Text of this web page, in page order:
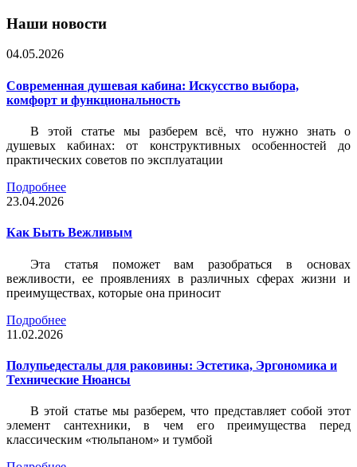
Наши новости
04.05.2026
Современная душевая кабина: Искусство выбора,
комфорт и функциональность
В этой статье мы разберем всё, что нужно знать о
душевых кабинах: от конструктивных особенностей до
практических советов по эксплуатации
Подробнее
23.04.2026
Как Быть Вежливым
Эта статья поможет вам разобраться в основах
вежливости, ее проявлениях в различных сферах жизни и
преимуществах, которые она приносит
Подробнее
11.02.2026
Полупьедесталы для раковины: Эстетика, Эргономика и
Технические Нюансы
В этой статье мы разберем, что представляет собой этот
элемент сантехники, в чем его преимущества перед
классическим «тюльпаном» и тумбой